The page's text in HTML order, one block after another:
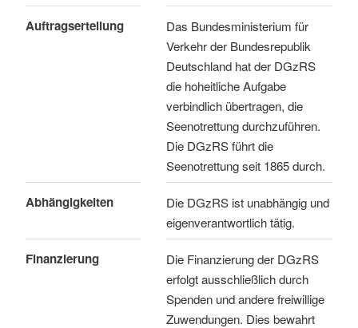
Auftragserteilung
Das Bundesministerium für
Verkehr der Bundesrepublik
Deutschland hat der DGzRS
die hoheitliche Aufgabe
verbindlich übertragen, die
Seenotrettung durchzuführen.
Die DGzRS führt die
Seenotrettung seit 1865 durch.
Abhängigkeiten
Die DGzRS ist unabhängig und
eigenverantwortlich tätig.
Finanzierung
Die Finanzierung der DGzRS
erfolgt ausschließlich durch
Spenden und andere freiwillige
Zuwendungen. Dies bewahrt